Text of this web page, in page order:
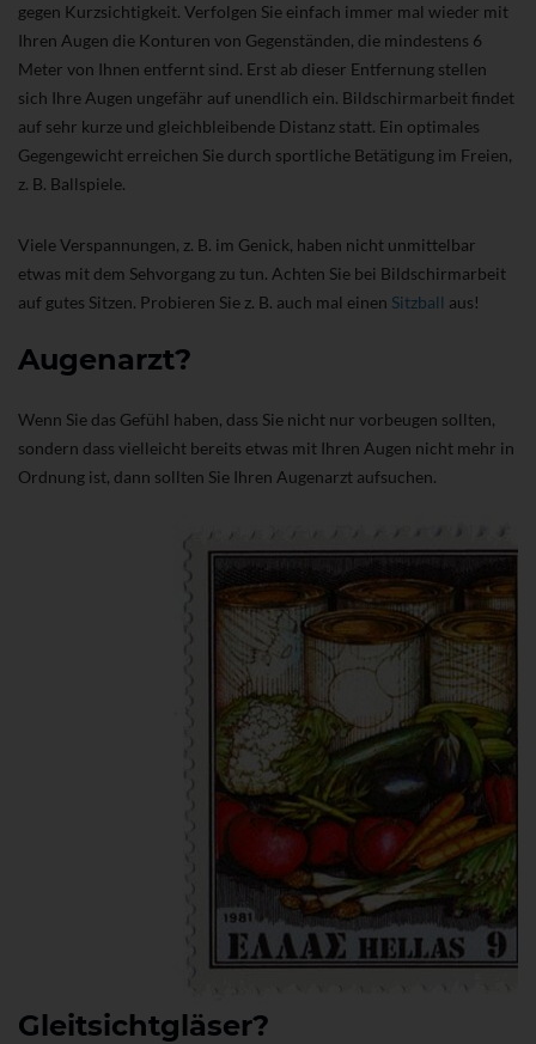
gegen Kurzsichtigkeit. Verfolgen Sie einfach immer mal wieder mit
Ihren Augen die Konturen von Gegenständen, die mindestens 6
Meter von Ihnen entfernt sind. Erst ab dieser Entfernung stellen
sich Ihre Augen ungefähr auf unendlich ein. Bildschirmarbeit findet
auf sehr kurze und gleichbleibende Distanz statt. Ein optimales
Gegengewicht erreichen Sie durch sportliche Betätigung im Freien,
z. B. Ballspiele.
Viele Verspannungen, z. B. im Genick, haben nicht unmittelbar
etwas mit dem Sehvorgang zu tun. Achten Sie bei Bildschirmarbeit
auf gutes Sitzen. Probieren Sie z. B. auch mal einen Sitzball aus!
Augenarzt?
Wenn Sie das Gefühl haben, dass Sie nicht nur vorbeugen sollten,
sondern dass vielleicht bereits etwas mit Ihren Augen nicht mehr in
Ordnung ist, dann sollten Sie Ihren Augenarzt aufsuchen.
Gleitsichtgläser?